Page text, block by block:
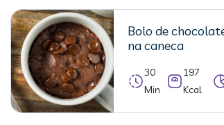
Bolo de
na caneca
30
Min
197
Kcal